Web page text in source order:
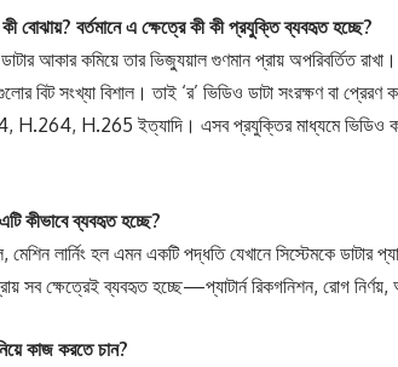
বোঝায়? বর্তমানে এ ক্ষেত্রে কী কী প্রযুক্তি ব্যবহৃত হচ্ছে?
আকার কমিয়ে তার ভিজ্যুয়াল গুণমান প্রায় অপরিবর্তিত
বিট সংখ্যা বিশাল। তাই ‘র’ ভিডিও ডাটা সংরক্ষণ বা
H.265 ইত্যাদি। এসব প্রযুক্তির মাধ্যমে ভিডিও
কীভাবে ব্যবহৃত হচ্ছে?
মেশিন লার্নিং হল এমন একটি পদ্ধতি যেখানে সিস্টেমকে ডাটার
সব ক্ষেত্রেই ব্যবহৃত হচ্ছে—প্যাটার্ন রিকগনিশন, রোগ
কাজ করতে চান?